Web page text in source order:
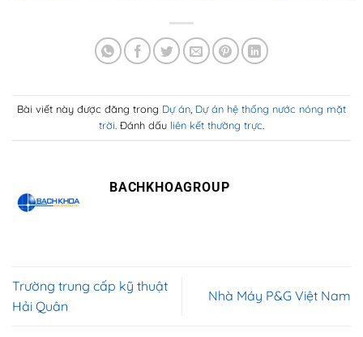
Bài viết này được đăng trong Dự án Dự án hệ thống nước nóng mặt
trời. Đánh dấu liên kết thường trực.
BACHKHOAGROUP
Trường trung cấp kỹ thuật
Hải Quân
Nhà Máy P&G Việt Nam